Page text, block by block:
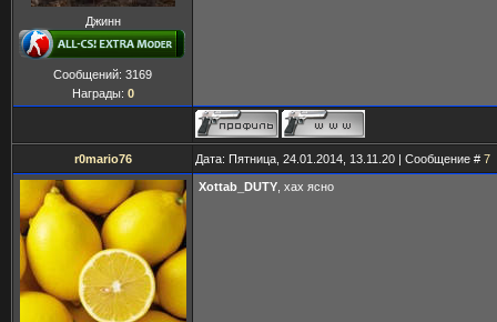
Джинн
Сообщений: 3169
Награды: 0
r0mario76 Дата: Пятница, 24.01.2014, 13.11.20 | Сообщение # 7
Xottab_DUTY , хах ясно